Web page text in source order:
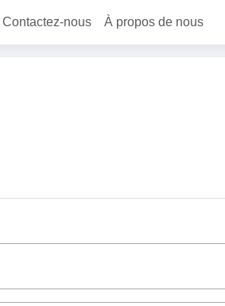
Contactez-nous À propos de nous